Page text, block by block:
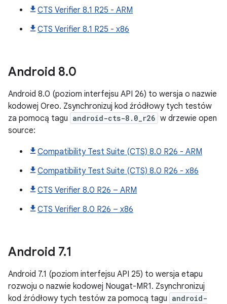
CTS Verifier 8.1 R25 - ARM
CTS Verifier 8.1 R25 - x86
Android 8.0
Android 8.0 (poziom interfejsu API 26) to wersja o nazwie
kodowej Oreo. Zsynchronizuj kod źródłowy tych testów
za pomocą tagu android-cts-8.0_r26 w drzewie open
source:
Compatibility Test Suite (CTS) 8.0 R26 - ARM
Compatibility Test Suite (CTS) 8.0 R26 - x86
CTS Verifier 8.0 R26 – ARM
CTS Verifier 8.0 R26 – x86
Android 7.1
Android 7.1 (poziom interfejsu API 25) to wersja etapu
rozwoju o nazwie kodowej Nougat-MR1. Zsynchronizuj
kod źródłowy tych testów za pomocą tagu android-